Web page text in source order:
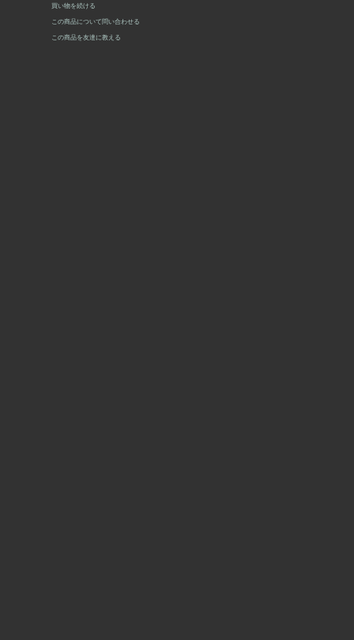
買い物を続ける
この商品について問い合わせる
この商品を友達に教える